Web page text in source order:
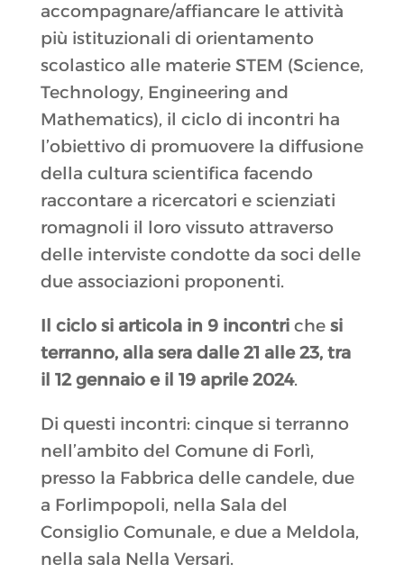
accompagnare/affiancare le attività
più istituzionali di orientamento
scolastico alle materie STEM (Science,
Technology, Engineering and
Mathematics), il ciclo di incontri ha
l’obiettivo di promuovere la diffusione
della cultura scientifica facendo
raccontare a ricercatori e scienziati
romagnoli il loro vissuto attraverso
delle interviste condotte da soci delle
due associazioni proponenti.
Il ciclo si articola in 9 incontrichesi
terranno, alla sera dalle 21 alle 23, tra
il 12 gennaio e il 19 aprile 2024.
Di questi incontri: cinque si terranno
nell’ambito del Comune di Forlì,
presso la Fabbrica delle candele, due
a Forlimpopoli, nella Sala del
Consiglio Comunale, e due a Meldola,
nella sala Nella Versari.